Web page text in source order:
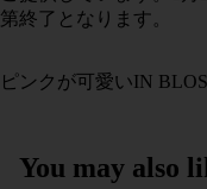
第終了となります。
ピンクが可愛いIN
You may also